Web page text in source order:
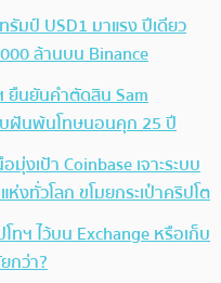
มป์ USD1 มาแรง ปีเดียว
ล้านบน Binance
นยันคำตัดสิน Sam
ฝันพ้นโทษนอนคุก 25 ปี
มุ่งเป้า Coinbase เจาะระบบ
งทั่วโลก ขโมยกระเป๋าคริปโต
ทฯ ไว้บน Exchange หรือเก็บ
กว่า?